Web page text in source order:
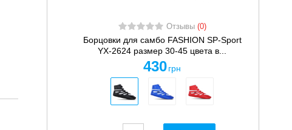
Отзывы (0)
Борцовки для самбо FASHION SP-Sport
YX-2624 размер 30-45 цвета в...
430 грн